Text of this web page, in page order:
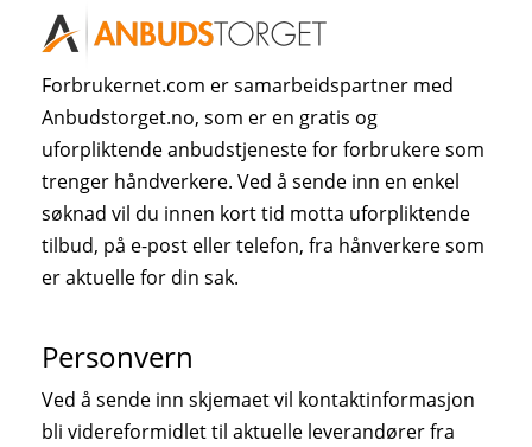
Forbrukernet.com er samarbeidspartner med
Anbudstorget.no, som er en gratis og
uforpliktende anbudstjeneste for forbrukere som
trenger håndverkere. Ved å sende inn en enkel
søknad vil du innen kort tid motta uforpliktende
tilbud, på e-post eller telefon, fra hånverkere som
er aktuelle for din sak.
Personvern
Ved å sende inn skjemaet vil kontaktinformasjon
bli videreformidlet til aktuelle leverandører fra